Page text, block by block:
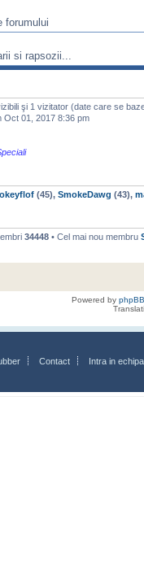
forumului
si rapsozii...
şi 1 vizitator (date care se
Oct 01, 2017 8:36 pm
(45), SmokeDawg (43),
34448 • Cel mai nou membru
Powered by phpBB
Contact Intra in